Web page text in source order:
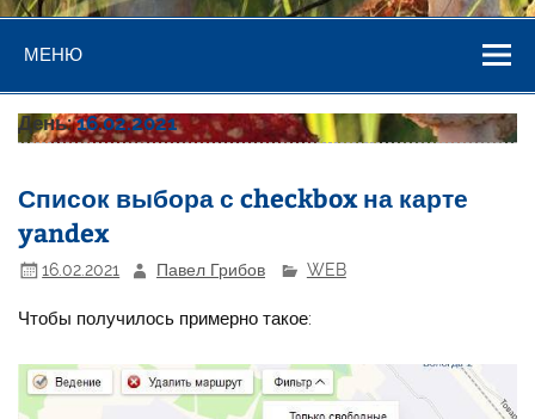
МЕНЮ
День:16.02.2021
Список выбора с checkbox на карте
yandex
16.02.2021 Павел Грибов WEB
Чтобы получилось примерно такое: